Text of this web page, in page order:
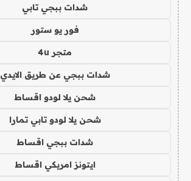
شدات ببجي تابي
فور يو ستور
متجر 4u
شدات ببجي عن طريق الايدي
شحن يلا لودو اقساط
شحن يلا لودو تابي تمارا
شدات ببجي اقساط
ايتونز امريكي اقساط